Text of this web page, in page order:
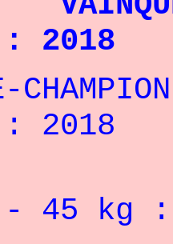
2018
: 2018
- 45